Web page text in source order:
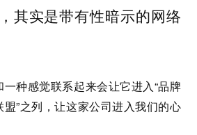
其实是带有性暗示的网络
种感觉联系起来会让它进入“品牌
”之列，让这家公司进入我们的心